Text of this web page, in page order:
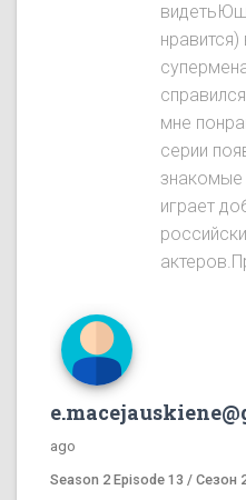
мне
серии
знакомые
играет
ago
Season 2 Episode 13 / Сезон